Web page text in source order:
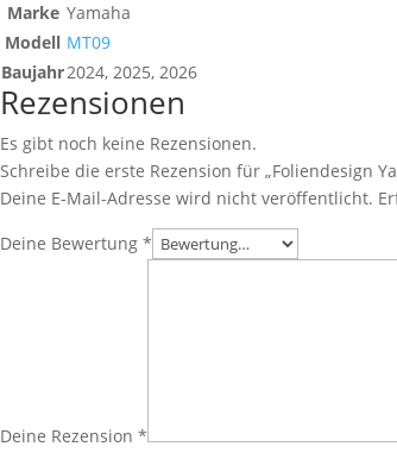
Marke Yamaha
Modell MT09
Baujahr2024, 2025, 2026
Rezensionen
Es gibt noch keine Rezensionen.
Schreibe die erste Rezension für „Foliendesign
Deine E-Mail-Adresse wird nicht veröffentlicht.
Deine Bewertung *
Deine Rezension *